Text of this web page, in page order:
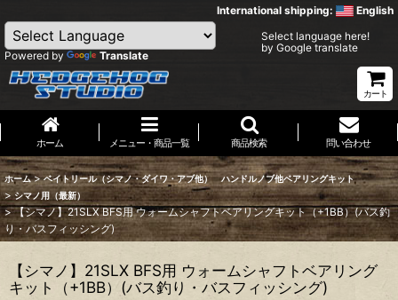
International shipping: English
Powered by Translate
Select language here!
by Google translate
カート
ホーム メニュー・商品一覧 商品検索 問い合わせ
ホーム > ベイトリール（シマノ・ダイワ・アブ他） ハンドルノブ他ベアリングキット
> シマノ用（最新）
> 【シマノ】21SLX BFS用 ウォームシャフトベアリングキット（+1BB）(バス釣
り・バスフィッシング)
【シマノ】21SLX BFS用 ウォームシャフトベアリング
キット（+1BB）(バス釣り・バスフィッシング)